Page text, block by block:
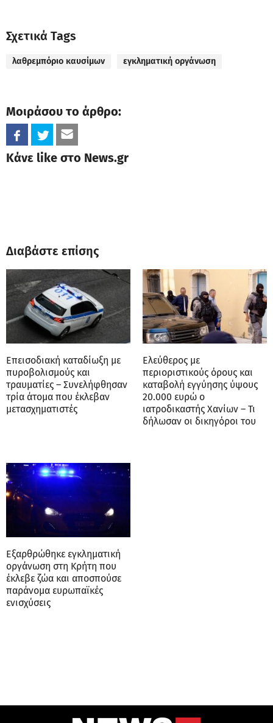
Σχετικά Tags
λαθρεμπόριο καυσίμων εγκληματική οργάνωση
Μοιράσου το άρθρο:
Κάνε like στο News.gr
Διαβάστε επίσης
Επεισοδιακή καταδίωξη με
πυροβολισμούς και
τραυματίες – Συνελήφθησαν
τρία άτομα που έκλεβαν
μετασχηματιστές
Ελεύθερος με
περιοριστικούς όρους και
καταβολή εγγύησης ύψους
20.000 ευρώ ο
ιατροδικαστής Χανίων – Τι
δήλωσαν οι δικηγόροι του
Εξαρθρώθηκε εγκληματική
οργάνωση στη Κρήτη που
έκλεβε ζώα και αποσπούσε
παράνομα ευρωπαϊκές
ενισχύσεις